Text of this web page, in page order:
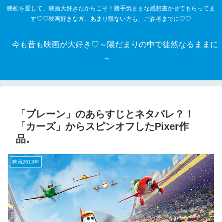
映画を愛して、映画大好きだからこそ！勝手気ままな感想書かせてもらってま
す♡♡映画好きな方、あまり観ない方も、ご参考までに♡♡
今も昔も映画が大好き♡～陽だまりの中で徒然なるままに
～
「プレーン」のあらすじとネタバレ？！
「カーズ」からスピンオフしたPixer作
品。
映画2013年